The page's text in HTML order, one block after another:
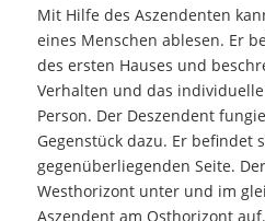
Mit Hilfe des Aszendenten
eines Menschen ablesen. Er
des ersten Hauses und
Verhalten und das
Person. Der Deszendent
Gegenstück dazu. Er befindet
gegenüberliegenden Seite.
Westhorizont unter und im
Aszendent am Osthorizont auf.